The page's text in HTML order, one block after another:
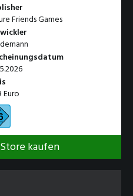
Friends Games
Euro
kaufen